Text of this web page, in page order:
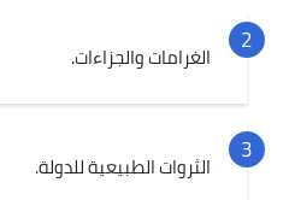
الغرامات والجزاءات.
الثروات الطبيعية للدولة.